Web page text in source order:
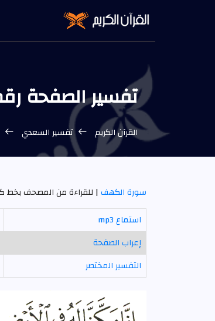
تفسير الصفحة رقم
القرآن الكريم تفسير السعدي
سورة الكهف| للقراءة من المصحف بخط
استماع mp3
إعراب الصفحة
التفسير المختصر